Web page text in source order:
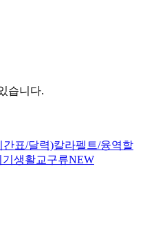
습니다.
간표/달력)칼라펠트/융역할
생활교구류NEW